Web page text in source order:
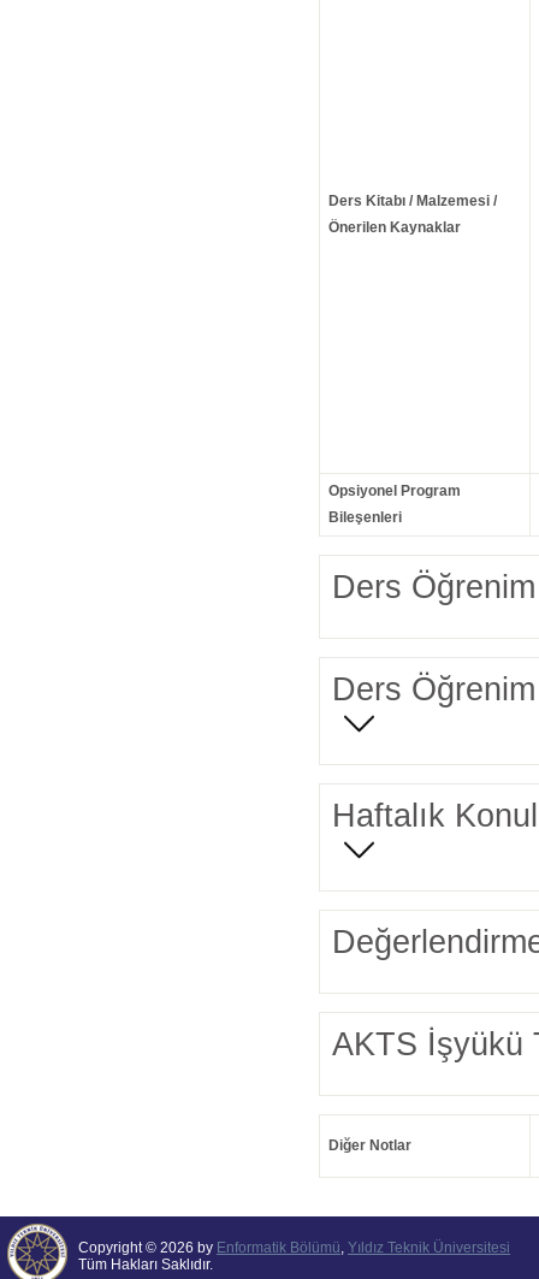
Ders Kitabı / Malzemesi /
Önerilen Kaynaklar
Opsiyonel Program
Bileşenleri
Ders Öğrenim
Ders Öğrenim
Haftalık
AKTS İşyükü
Diğer Notlar
Copyright © 2026 by Enformatik Bölümü, Yıldız Teknik Üniversitesi
Tüm Hakları Saklıdır.